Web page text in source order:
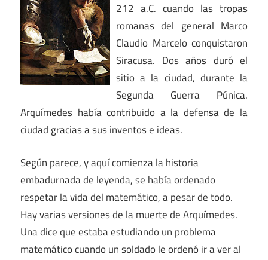
212 a.C. cuando las tropas
romanas del general Marco
Claudio Marcelo conquistaron
Siracusa. Dos años duró el
sitio a la ciudad, durante la
Segunda Guerra Púnica.
Arquímedes había contribuido a la defensa de la
ciudad gracias a sus inventos e ideas.
Según parece, y aquí comienza la historia
embadurnada de leyenda, se había ordenado
respetar la vida del matemático, a pesar de todo.
Hay varias versiones de la muerte de Arquímedes.
Una dice que estaba estudiando un problema
matemático cuando un soldado le ordenó ir a ver al